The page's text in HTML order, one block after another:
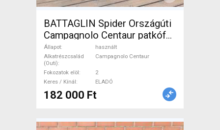
BATTAGLIN Spider Országúti
Campagnolo Centaur patkófék
használt ELADÓ
Állapot
használt
Alkatrészcsalád
(Outi)
Campagnolo Centaur
Fokozatok elöl
2
Keres / Kínál
ELADÓ
182 000 Ft